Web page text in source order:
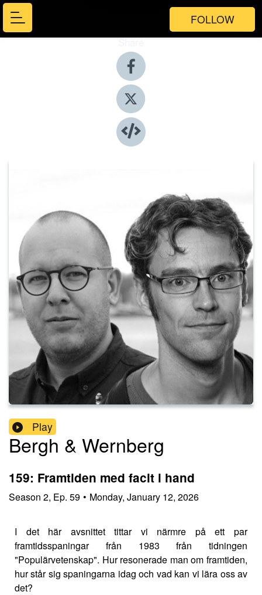
FOLLOW
Share
Play
Bergh & Wernberg
159: Framtiden med facit i hand
Season 2, Ep. 59 • Monday, January 12, 2026
I det här avsnittet tittar vi närmre på ett par
framtidsspaningar från 1983 från tidningen
"Populärvetenskap". Hur resonerade man om framtiden,
hur står sig spaningarna idag och vad kan vi lära oss av
det?